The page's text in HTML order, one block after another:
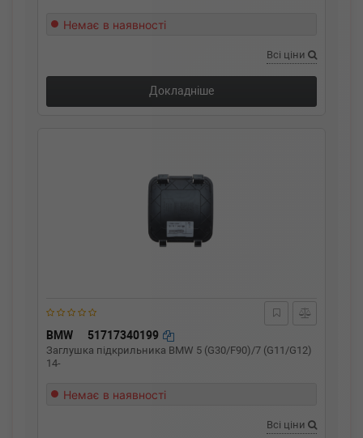
Немає в наявності
Всі ціни
Докладніше
BMW 51717340199
Заглушка підкрильника BMW 5 (G30/F90)/7 (G11/G12)
14-
Немає в наявності
Всі ціни